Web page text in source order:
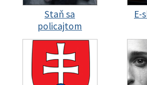
Staň sa
policajtom
E-